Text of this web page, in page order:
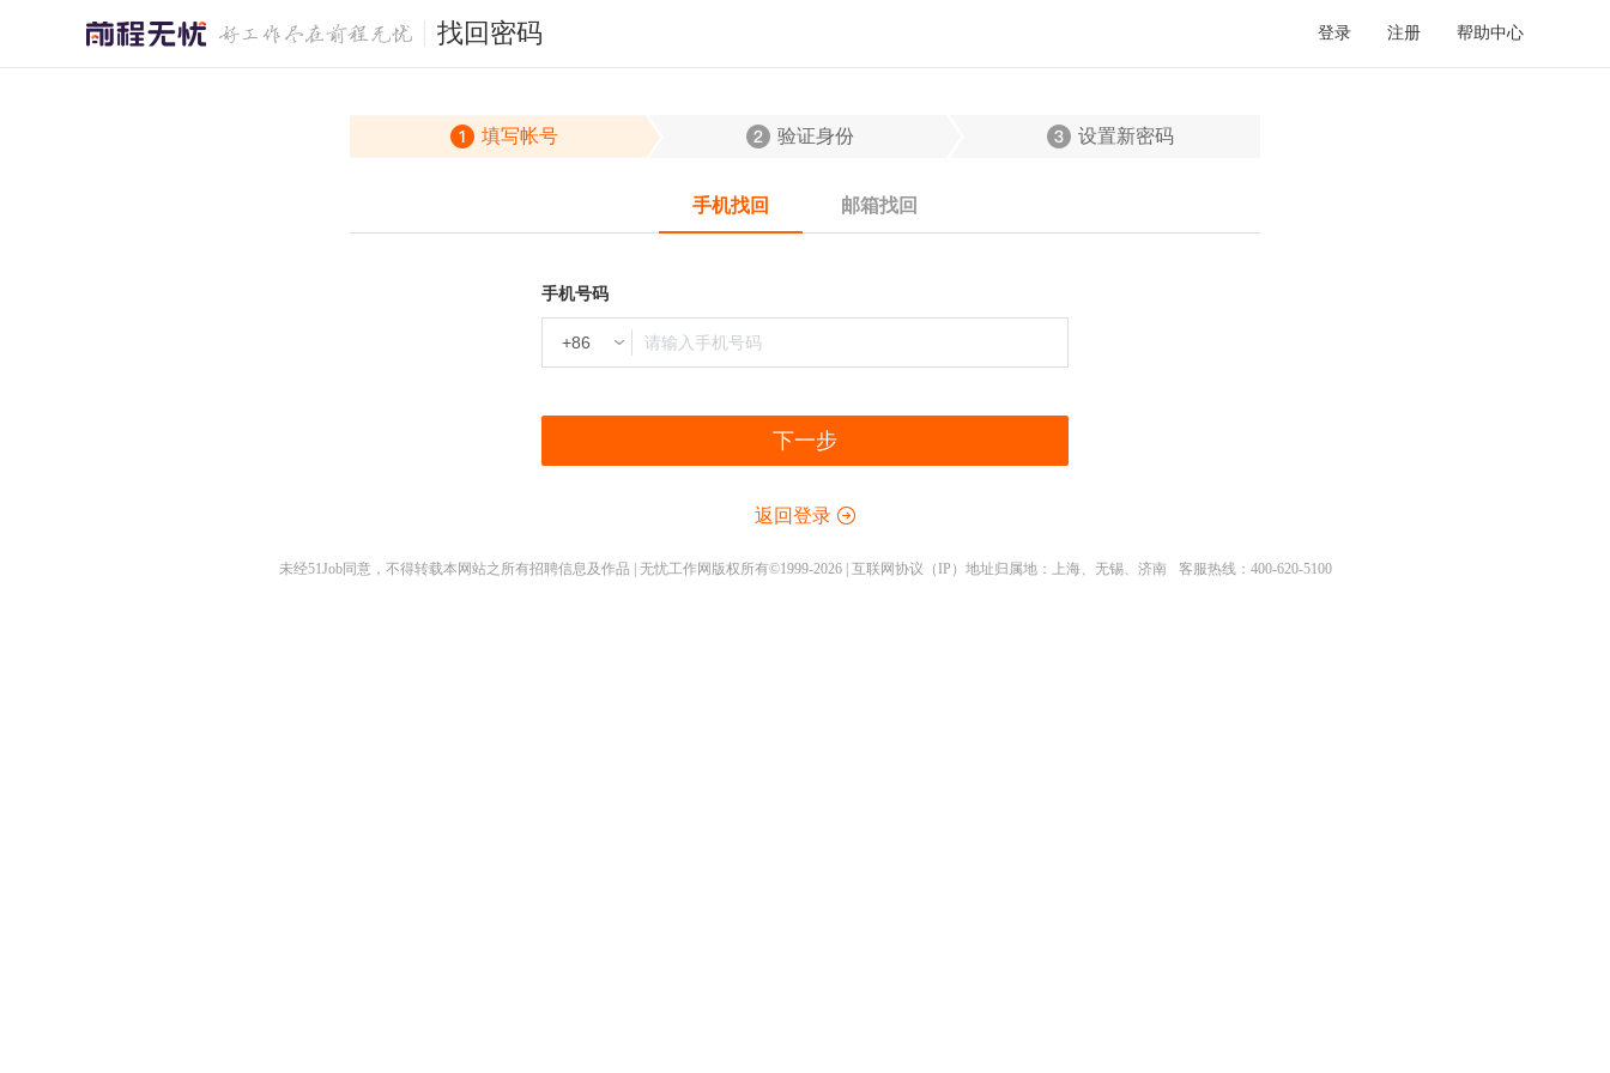
找回密码 登录 注册 帮助中心
填写帐号 验证身份 设置新密码
手机找回 邮箱找回
手机号码
下一步
返回登录
未经51Job同意，不得转载本网站之所有招聘信息及作品 | 无忧工作网版权所有©1999-2026 | 互联网协议（IP）地址归属地：上海、无锡、济南 客服热线：400-620-5100